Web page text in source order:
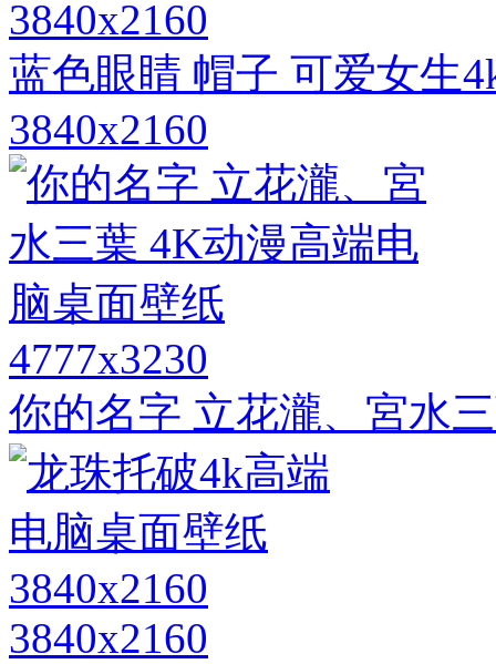
3840x2160
蓝色眼睛 帽子 可爱女生
3840x2160
4777x3230
你的名字 立花瀧、宮水
3840x2160